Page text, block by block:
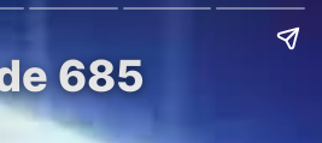
685